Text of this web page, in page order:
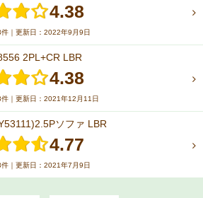
4.38
｜更新日：2022年9月9日
2PL+CR LBR
4.38
｜更新日：2021年12月11日
ソファ LBR
4.77
｜更新日：2021年7月9日